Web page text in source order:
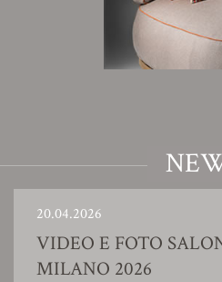
20.04.2026
VIDEO E FOTO
MILANO 2026